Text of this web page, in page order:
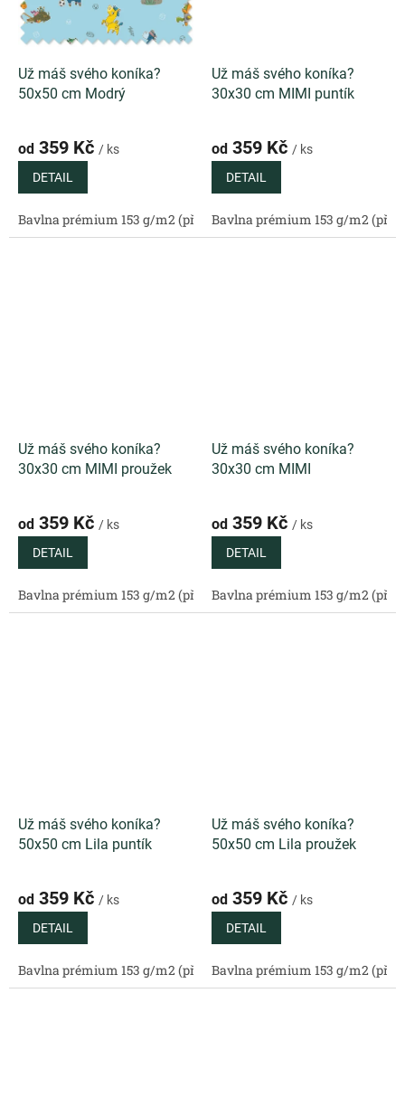
Už máš svého koníka?
50x50 cm Modrý
od 359 Kč / ks
DETAIL
Bavlna prémium 153 g/m2 (přírodní) Bavlněný satén 130 g/
Už máš svého koníka?
30x30 cm MIMI puntík
od 359 Kč / ks
DETAIL
Bavlna prémium 153 g/m2
Už máš svého koníka?
30x30 cm MIMI proužek
od 359 Kč / ks
DETAIL
Bavlna prémium 153 g/m2 (přírodní) Bavlněný satén 130 g/
Už máš svého koníka?
30x30 cm MIMI
od 359 Kč / ks
DETAIL
Bavlna prémium 153 g/m2
Už máš svého koníka?
50x50 cm Lila puntík
od 359 Kč / ks
DETAIL
Bavlna prémium 153 g/m2 (přírodní) Bavlněný satén 130 g/
Už máš svého koníka?
50x50 cm Lila proužek
od 359 Kč / ks
DETAIL
Bavlna prémium 153 g/m2